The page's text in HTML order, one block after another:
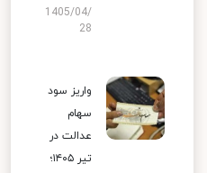
1405/04/
28
واریز سود
سهام
عدالت در
تیر ۱۴۰۵؛